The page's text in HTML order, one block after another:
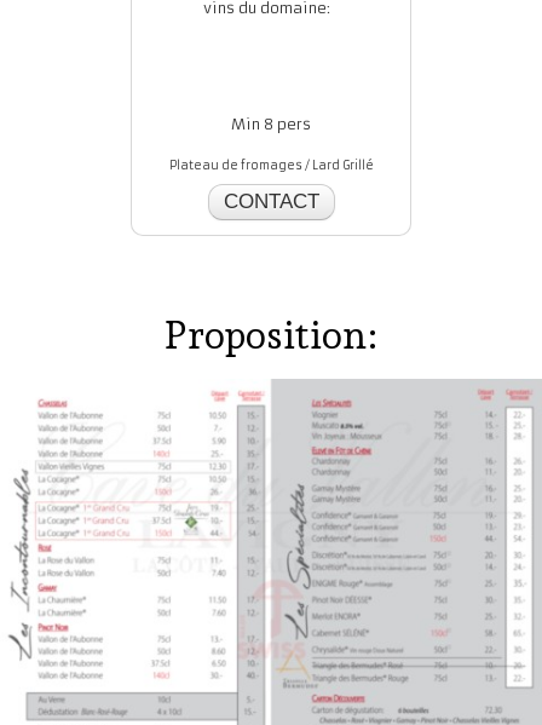
vins du domaine:
Min 8 pers
Plateau de fromages / Lard Grillé
CONTACT
Proposition: